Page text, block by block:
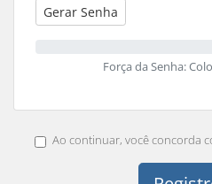
Gerar Senha
Força da Senha:
Ao continuar, você concorda